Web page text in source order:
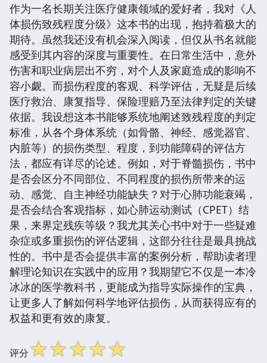
作为一名长期关注医疗健康领域的爱好者，我对《人
体损伤致残程度分级》这本书的出现，抱持着极大的
期待。虽然我还没有机会深入阅读，但仅从书名就能
感受到其内容的深度与重要性。在日常生活中，意外
伤害和职业病层出不穷，对个人及家庭造成的影响不
容小觑。而损伤程度的客观、科学评估，无疑是后续
医疗救治、康复指导、保险理赔乃至法律判定的关键
依据。我设想这本书能够系统地阐述致残程度的判定
标准，从各个身体系统（如骨骼、神经、感觉器官、
内脏等）的损伤类型、程度，到功能障碍的评估方
法，都应有详尽的论述。例如，对于脊髓损伤，书中
是否会区分不同部位、不同程度的损伤所带来的运
动、感觉、自主神经功能缺失？对于心肺功能衰竭，
是否会结合客观指标，如心肺运动测试（CPET）结
果，来界定残疾等级？我尤其关心书中对于一些疑难
杂症或多重损伤的评估逻辑，这部分往往是最具挑战
性的。书中是否会提供丰富的案例分析，帮助读者理
解理论知识在实践中的应用？我期望它不仅是一本冷
冰冰的医学教科书，更能成为指导实际操作的宝典，
让更多人了解如何科学地评估损伤，从而获得应有的
权益和更有效的康复。
评分☆☆☆☆☆